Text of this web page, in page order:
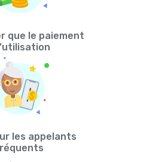
que le paiement
les appelants